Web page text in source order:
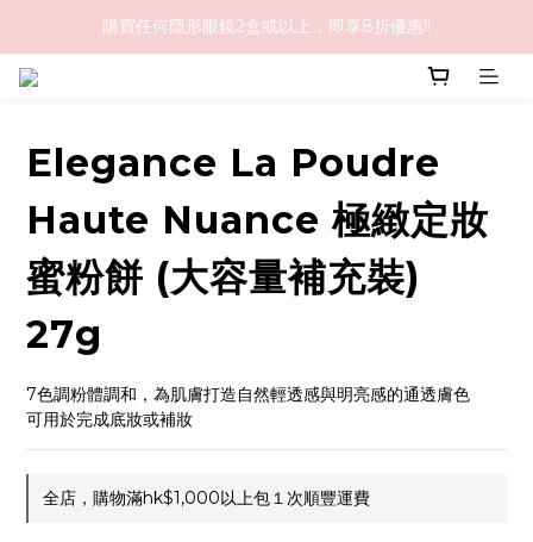
購物滿HK$1,000免順豐運費
購買任何隱形眼鏡2盒或以上，即享8折優惠!!
Elegance La Poudre
Haute Nuance 極緻定妝
蜜粉餅 (大容量補充裝)
27g
7色調粉體調和，為肌膚打造自然輕透感與明亮感的通透膚色
可用於完成底妝或補妝
全店，購物滿hk$1,000以上包１次順豐運費